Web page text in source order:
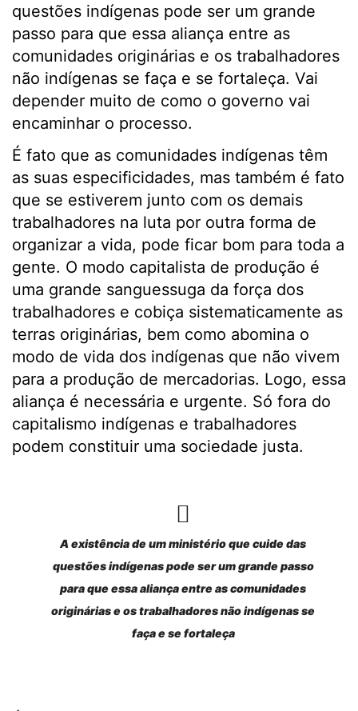
questões indígenas pode ser um grande
passo para que essa aliança entre as
comunidades originárias e os trabalhadores
não indígenas se faça e se fortaleça. Vai
depender muito de como o governo vai
encaminhar o processo.
É fato que as comunidades indígenas têm
as suas especificidades, mas também é fato
que se estiverem junto com os demais
trabalhadores na luta por outra forma de
organizar a vida, pode ficar bom para toda a
gente. O modo capitalista de produção é
uma grande sanguessuga da força dos
trabalhadores e cobiça sistematicamente as
terras originárias, bem como abomina o
modo de vida dos indígenas que não vivem
para a produção de mercadorias. Logo, essa
aliança é necessária e urgente. Só fora do
capitalismo indígenas e trabalhadores
podem constituir uma sociedade justa.
A existência de um ministério que cuide das
questões indígenas pode ser um grande passo
para que essa aliança entre as comunidades
originárias e os trabalhadores não indígenas se
faça e se fortaleça